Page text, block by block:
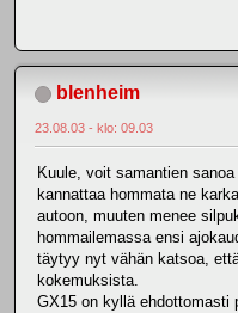
blenheim
23.08.03 - klo: 09.03
Kuule, voit samantien
kannattaa hommata ne
autoon, muuten menee
hommailemassa ensi
täytyy nyt vähän katsoa,
kokemuksista.
GX15 on kyllä ehdottomasti